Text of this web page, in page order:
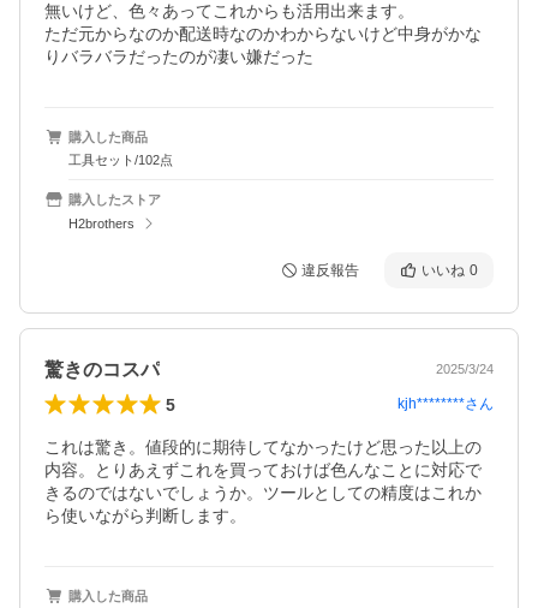
無いけど、色々あってこれからも活用出来ます。
ただ元からなのか配送時なのかわからないけど中身がかな
りバラバラだったのが凄い嫌だった
購入した商品
工具セット/102点
購入したストア
H2brothers
違反報告 いいね 0
驚きのコスパ 2025/3/24
5 kjh********さん
これは驚き。値段的に期待してなかったけど思った以上の
内容。とりあえずこれを買っておけば色んなことに対応で
きるのではないでしょうか。ツールとしての精度はこれか
ら使いながら判断します。
購入した商品